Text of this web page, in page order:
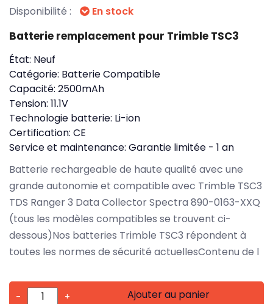
Disponibilité : En stock
Batterie remplacement pour Trimble TSC3
État: Neuf
Catégorie: Batterie Compatible
Capacité: 2500mAh
Tension: 11.1V
Technologie batterie: Li-ion
Certification: CE
Service et maintenance: Garantie limitée - 1 an
Batterie rechargeable de haute qualité avec une
grande autonomie et compatible avec Trimble TSC3
TDS Ranger 3 Data Collector Spectra 890-0163-XXQ
(tous les modèles compatibles se trouvent ci-
dessous)Nos batteries Trimble TSC3 répondent à
toutes les normes de sécurité actuellesContenu de l
- + Ajouter au panier